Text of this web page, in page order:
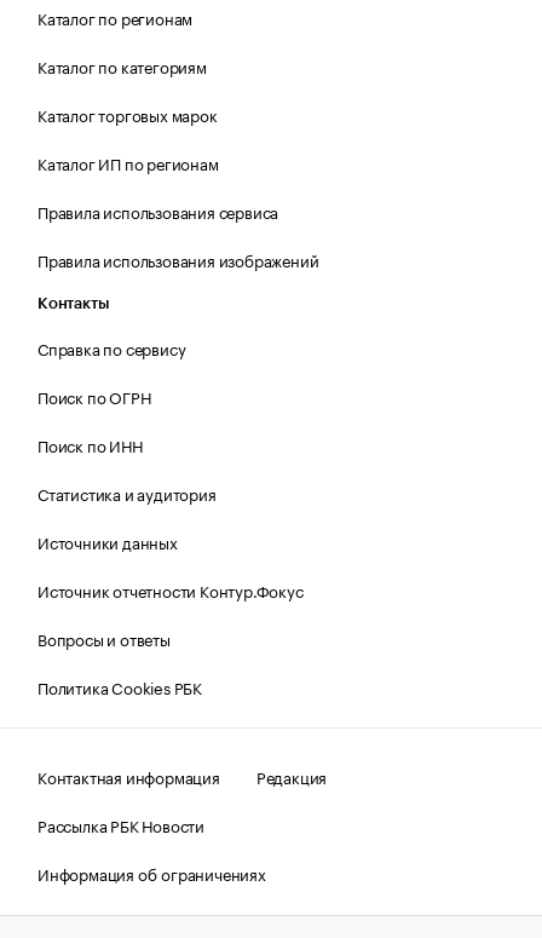
Каталог по регионам
Каталог по категориям
Каталог торговых марок
Каталог ИП по регионам
Правила использования сервиса
Правила использования изображений
Контакты
Справка по сервису
Поиск по ОГРН
Поиск по ИНН
Статистика и аудитория
Источники данных
Источник отчетности Контур.Фокус
Вопросы и ответы
Политика Cookies РБК
Контактная информация
Редакция
Рассылка РБК Новости
Информация об ограничениях
Правовая информация
О соблюдении авторских прав